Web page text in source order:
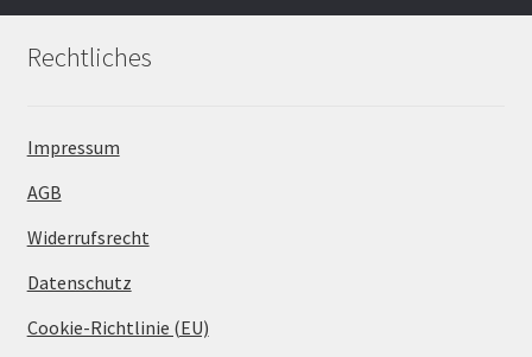
Rechtliches
Impressum
AGB
Widerrufsrecht
Datenschutz
Cookie-Richtlinie (EU)